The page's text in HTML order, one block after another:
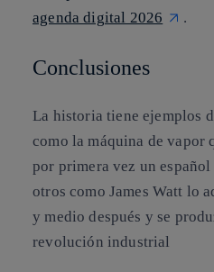
agenda digital 2026
.
Conclusiones
La historia tiene ejemplos
como la máquina de vapor
por primera vez un
otros como James Watt lo
y medio después y se
revolución industrial